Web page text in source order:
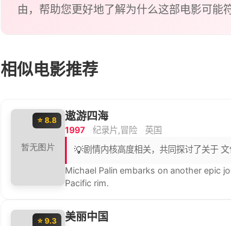
由，帮助您更好地了解为什么这部电影可能
相似电影推荐
⭐ 8.8 遨游四海
1997 纪录片,冒险 英国
💡剧情内核高度相关，共同探讨了关于
Michael Palin embarks on another epic
Pacific rim.
⭐ 9.3 美丽中国